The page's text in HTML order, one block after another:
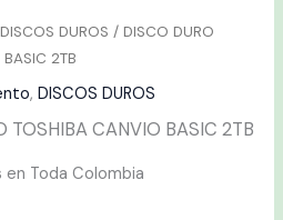
DISCOS DUROS / DISCO DURO
2TB
,DISCOS DUROS
TOSHIBA CANVIO BASIC 2TB
en Toda Colombia